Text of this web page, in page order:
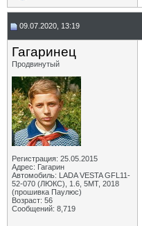
09.07.2020, 13:19
Гагаринец
Продвинутый
Регистрация: 25.05.2015
Адрес: Гагарин
Автомобиль: LADA VESTA GFL11-
52-070 (ЛЮКС), 1.6, 5МТ, 2018
(прошивка Паулюс)
Возраст: 56
Сообщений: 8,719